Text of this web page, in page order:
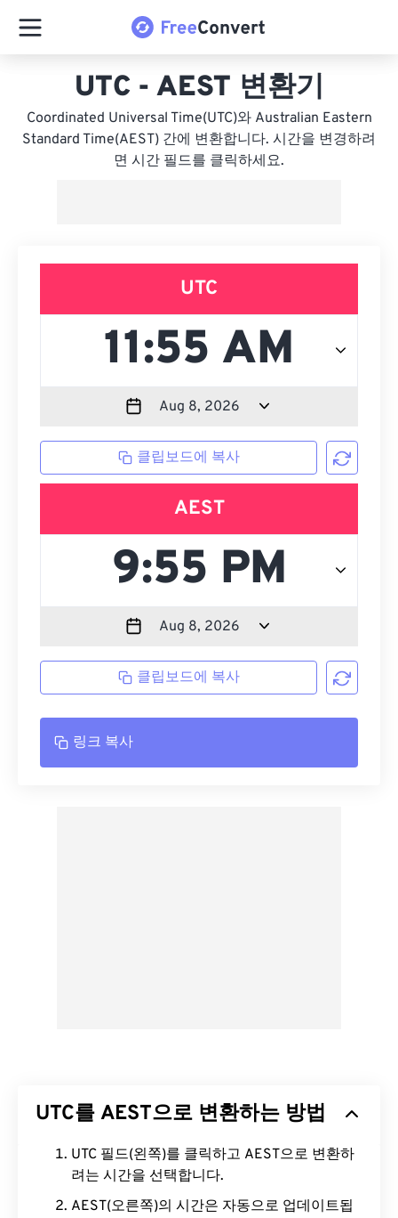
UTC - AEST 변환기
Coordinated Universal Time(UTC)와 Australian Eastern
Standard Time(AEST) 간에 변환합니다. 시간을 변경하려
면 시간 필드를 클릭하세요.
UTC
클립보드에 복사
AEST
클립보드에 복사
링크 복사
UTC를 AEST으로 변환하는 방법
UTC 필드(왼쪽)를 클릭하고 AEST으로 변환하
려는 시간을 선택합니다.
AEST(오른쪽)의 시간은 자동으로 업데이트됩